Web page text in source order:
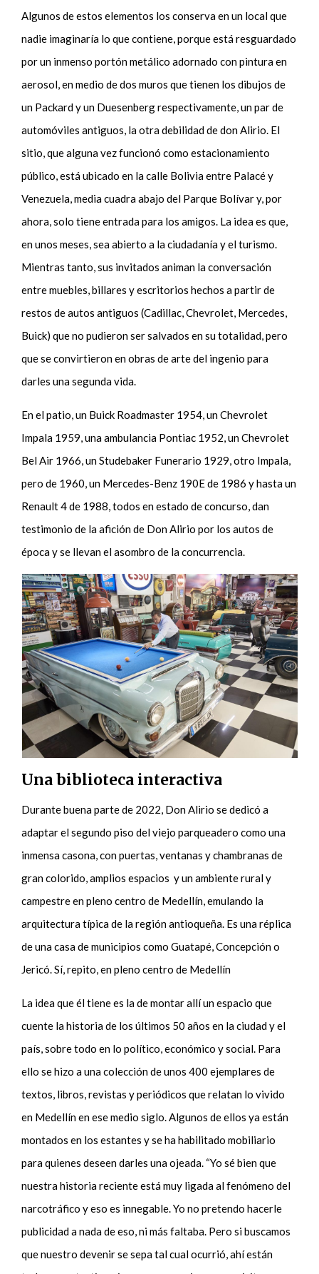
Algunos de estos elementos los conserva en un local que
nadie imaginaría lo que contiene, porque está resguardado
por un inmenso portón metálico adornado con pintura en
aerosol, en medio de dos muros que tienen los dibujos de
un Packard y un Duesenberg respectivamente, un par de
automóviles antiguos, la otra debilidad de don Alirio. El
sitio, que alguna vez funcionó como estacionamiento
público, está ubicado en la calle Bolivia entre Palacé y
Venezuela, media cuadra abajo del Parque Bolívar y, por
ahora, solo tiene entrada para los amigos. La idea es que,
en unos meses, sea abierto a la ciudadanía y el turismo.
Mientras tanto, sus invitados animan la conversación
entre muebles, billares y escritorios hechos a partir de
restos de autos antiguos (Cadillac, Chevrolet, Mercedes,
Buick) que no pudieron ser salvados en su totalidad, pero
que se convirtieron en obras de arte del ingenio para
darles una segunda vida.
En el patio, un Buick Roadmaster 1954, un Chevrolet
Impala 1959, una ambulancia Pontiac 1952, un Chevrolet
Bel Air 1966, un Studebaker Funerario 1929, otro Impala,
pero de 1960, un Mercedes-Benz 190E de 1986 y hasta un
Renault 4 de 1988, todos en estado de concurso, dan
testimonio de la afición de Don Alirio por los autos de
época y se llevan el asombro de la concurrencia.
Una biblioteca interactiva
Durante buena parte de 2022, Don Alirio se dedicó a
adaptar el segundo piso del viejo parqueadero como una
inmensa casona, con puertas, ventanas y chambranas de
gran colorido, amplios espacios y un ambiente rural y
campestre en pleno centro de Medellín, emulando la
arquitectura típica de la región antioqueña. Es una réplica
de una casa de municipios como Guatapé, Concepción o
Jericó. Sí, repito, en pleno centro de Medellín
La idea que él tiene es la de montar allí un espacio que
cuente la historia de los últimos 50 años en la ciudad y el
país, sobre todo en lo político, económico y social. Para
ello se hizo a una colección de unos 400 ejemplares de
textos, libros, revistas y periódicos que relatan lo vivido
en Medellín en ese medio siglo. Algunos de ellos ya están
montados en los estantes y se ha habilitado mobiliario
para quienes deseen darles una ojeada. “Yo sé bien que
nuestra historia reciente está muy ligada al fenómeno del
narcotráfico y eso es innegable. Yo no pretendo hacerle
publicidad a nada de eso, ni más faltaba. Pero si buscamos
que nuestro devenir se sepa tal cual ocurrió, ahí están